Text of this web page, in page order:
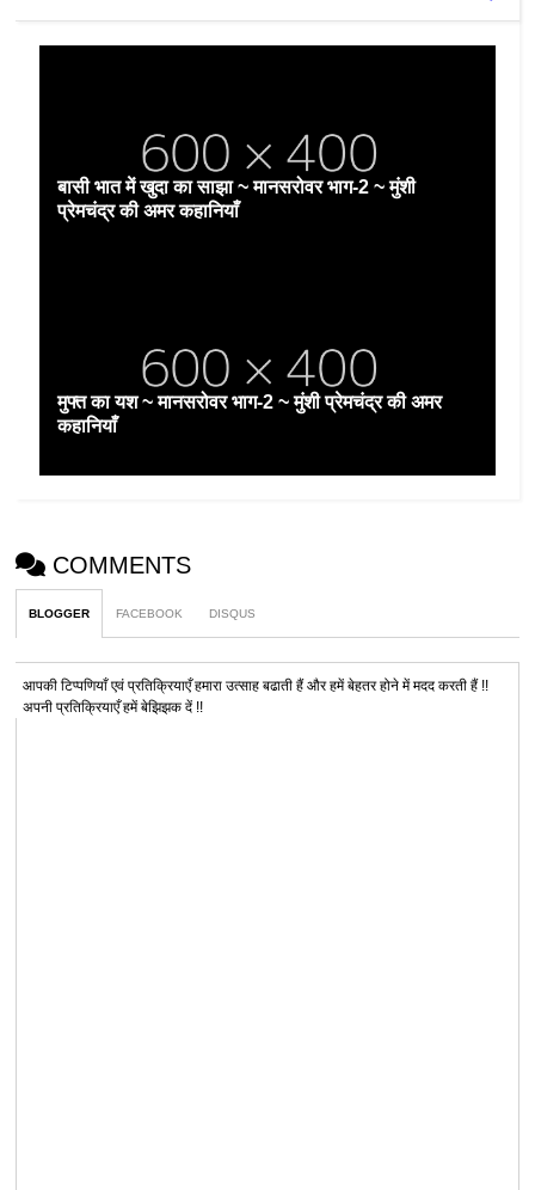
बासी भात में खुदा का साझा ~ मानसरोवर भाग-2 ~ मुंशी
प्रेमचंद्र की अमर कहानियाँ
मुफ्त का यश ~ मानसरोवर भाग-2 ~ मुंशी प्रेमचंद्र की अमर
कहानियाँ
COMMENTS
BLOGGER FACEBOOK DISQUS
आपकी टिप्पणियाँ एवं प्रतिक्रियाएँ हमारा उत्साह बढाती हैं और हमें बेहतर होने में मदद करती हैं !!
अपनी प्रतिक्रियाएँ हमें बेझिझक दें !!